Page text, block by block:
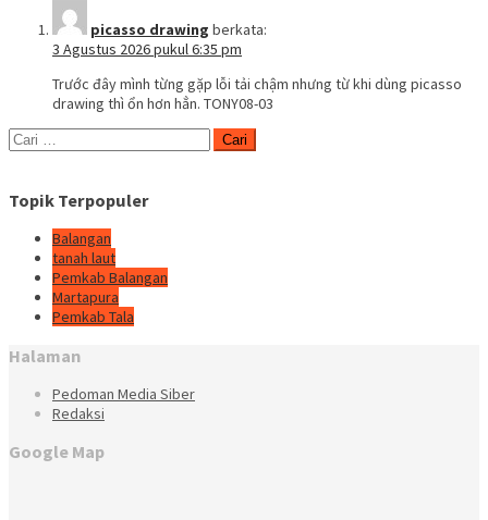
picasso drawing berkata:
3 Agustus 2026 pukul 6:35 pm
Trước đây mình từng gặp lỗi tải chậm nhưng từ khi dùng picasso
drawing thì ổn hơn hẳn. TONY08-03
Cari
untuk:
Topik Terpopuler
Balangan
tanah laut
Pemkab Balangan
Martapura
Pemkab Tala
Halaman
Pedoman Media Siber
Redaksi
Google Map